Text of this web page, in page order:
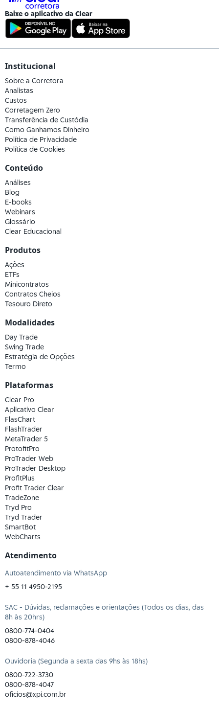
Baixe o aplicativo da Clear
Institucional
Sobre a Corretora
Analistas
Custos
Corretagem Zero
Transferência de Custódia
Como Ganhamos Dinheiro
Política de Privacidade
Política de Cookies
Conteúdo
Análises
Blog
E-books
Webinars
Glossário
Clear Educacional
Produtos
Ações
ETFs
Minicontratos
Contratos Cheios
Tesouro Direto
Modalidades
Day Trade
Swing Trade
Estratégia de Opções
Termo
Plataformas
Clear Pro
Aplicativo Clear
FlasChart
FlashTrader
MetaTrader 5
ProtofitPro
ProTrader Web
ProTrader Desktop
ProfitPlus
Profit Trader Clear
TradeZone
Tryd Pro
Tryd Trader
SmartBot
WebCharts
Atendimento
Autoatendimento via WhatsApp
+ 55 11 4950-2195
SAC - Dúvidas, reclamações e orientações (Todos os dias, das
8h às 20hrs)
0800-774-0404
0800-878-4046
Ouvidoria (Segunda a sexta das 9hs às 18hs)
0800-722-3730
0800-878-4047
oficios@xpi.com.br